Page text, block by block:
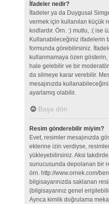
İfadeler nedir?
İfadeler ya da Duygusal
vermek için kullanılan küçük
kodlardır. Örn. :) mutlu, :( ise
Kullanabileceğiniz ifadelerin
formunda görebilirsiniz.
kullanmamaya özen
hale gelebilir ve bir
da silmeye karar verebilir.
mesajınızda
ayarlamış olabilir.
Başa dön
Resim gönderebilir miyim?
Evet, resimler mesajınızda
eklerine izin verdiyse,
yükleyebilirsiniz. Aksi
sunucusunda depolanan bir
örn. http://www.ornek.com/
bilgisayarınızda saklanan
(bilgisayarınız genel
Ayrıca kimlik doğrulama